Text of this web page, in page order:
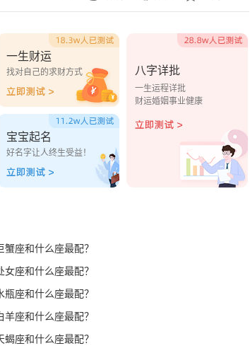
一生财运
找对自己的求财方式
宝宝起名
好名字让人终生受益！
八字详批
一生运程详批
财运婚姻事业健康
蟹座和什么座最配？
女座和什么座最配？
瓶座和什么座最配？
羊座和什么座最配？
蝎座和什么座最配？